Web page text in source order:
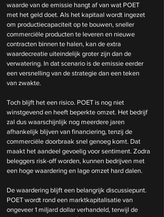
waarde van de emissie hangt af van wat POET
met het geld doet. Als het kapitaal wordt ingezet
om productiecapaciteit op te bouwen, sneller
commerciële producten te leveren en nieuwe
contracten binnen te halen, kan de extra
waardecreatie uiteindelijk groter zijn dan de
verwatering. In dat scenario is de emissie eerder
een versnelling van de strategie dan een teken
van zwakte.
Toch blijft het een risico. POET is nog niet
winstgevend en heeft beperkte omzet. Het bedrijf
zal dus waarschijnlijk nog meerdere jaren
afhankelijk blijven van financiering, tenzij de
commerciële doorbraak snel genoeg komt. Dat
maakt het aandeel gevoelig voor sentiment. Zodra
beleggers risk-off worden, kunnen bedrijven met
een hoge waardering en lage omzet hard dalen.
De waardering blijft een belangrijk discussiepunt.
POET wordt rond een marktkapitalisatie van
ongeveer 1 miljard dollar verhandeld, terwijl de